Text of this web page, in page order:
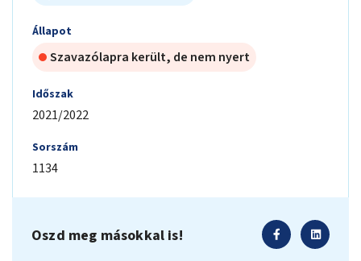
Állapot
Szavazólapra került, de nem nyert
Időszak
2021/2022
Sorszám
1134
Oszd meg másokkal is!